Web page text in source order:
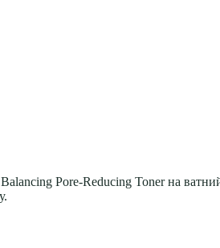
Pore-Reducing Toner на